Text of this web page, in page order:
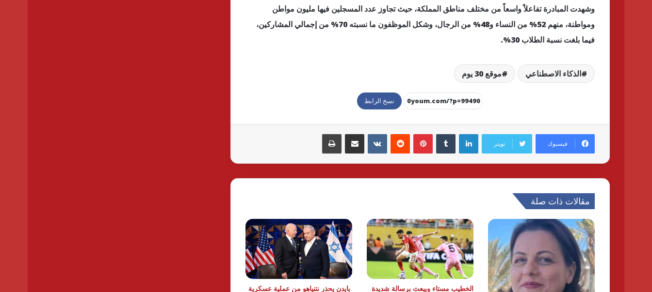
وشهدت المبادرة تفاعلاً واسعاً من مختلف مناطق المملكة، حيث تجاوز عدد المسجلين فيها مليون مواطن
ومواطنة، منهم 52% من النساء و48% من الرجال، وشكل الموظفون ما نسبته 70% من إجمالي المشاركين،
فيما بلغت نسبة الطلاب 30%.
الذكاء الاصطناعي موقع 30 يوم
نسخ الرابط
فيسبوك تويتر
لينكدإن بينتيريست مشاركة عبر البريد طباعة
مقالات ذات صلة
الخطيب مستاء ويبعث برسالة شديدة
بايدن يحذر نتنياهو من عملية عسكرية